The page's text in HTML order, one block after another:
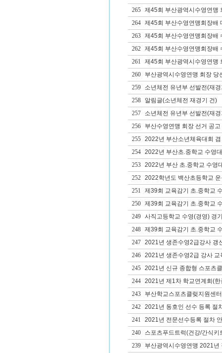
265
제45회 부산광역시수영연맹
264
제45회 부산수영연맹회장배
263
제45회 부산수영연맹회장배
262
제45회 부산수영연맹회장배
261
제45회 부산광역시수영연맹
260
부산광역시수영연맹 회장 당
259
소년체전 유년부 선발전(재
258
알림글(소년체전 재경기 건)
257
소년체전 유년부 선발전(재
256
부산수영연맹 회장 선거 공고
255
2022년 부산소년체육대회
254
2022년 부산초.중학교 수영
253
2022년 부산 초.중학교 수영
252
2022학년도 백산초등학교
251
제39회 교육감기 초.중학교
250
제39회 교육감기 초.중학교
249
사직고등학교 수영(경영) 경
248
제39회 교육감기 초.중학교
247
2021년 생존수영2급강사 갱
246
2021년 생존수영2급 강사 교
245
2021년 신규 종합형 스포츠
244
2021년 제1차 학교연계회(
243
부산학교스포츠클렂지원센
242
2021년 동호인 선수 등록 절
241
2021년 전문선수등록 절차
240
스포츠푸드트럭(건강/간식키
239
부산광역시수영연맹 2021년